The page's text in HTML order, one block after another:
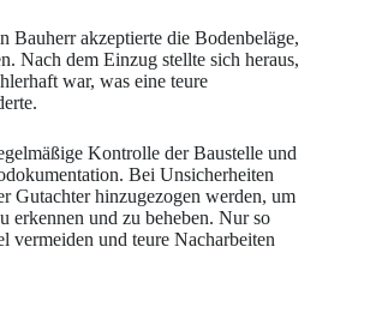
Bauherr akzeptierte die Bodenbeläge,
Nach dem Einzug stellte sich heraus,
war, was eine teure
Kontrolle der Baustelle und
Bei Unsicherheiten
Gutachter hinzugezogen werden, um
erkennen und zu beheben. Nur so
vermeiden und teure Nacharbeiten